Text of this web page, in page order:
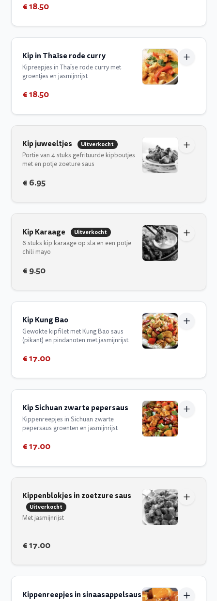
€ 18.50
Kip in Thaïse rode curry
Kipreepjes in Thaïse rode curry met
groentjes en jasmijnrijst
€ 18.50
Kip juweeltjes Uitverkocht
Portie van 4 stuks gefrituurde kipboutjes
met en potje zoeture saus
€ 6.95
Kip Karaage Uitverkocht
6 stuks kip karaage op sla en een potje
chili mayo
€ 9.50
Kip Kung Bao
Gewokte kipfilet met Kung Bao saus
(pikant) en pindanoten met jasmijnrijst
€ 17.00
Kip Sichuan zwarte pepersaus
Kippenreepjes in Sichuan zwarte
pepersaus groenten en jasmijnrijst
€ 17.00
Kippenblokjes in zoetzure saus
Uitverkocht
Met jasmijnrijst
€ 17.00
Kippenreepjes in sinaasappelsaus